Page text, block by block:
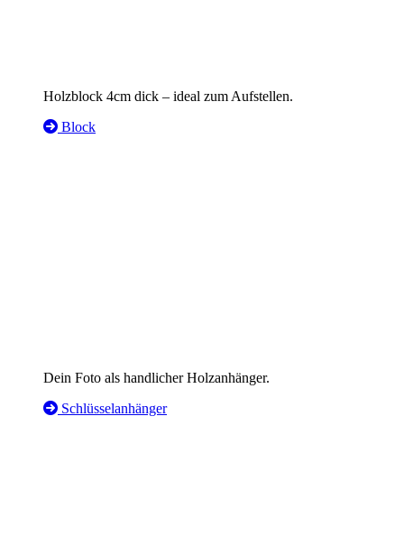
Holzblock 4cm dick – ideal zum Aufstellen.
Block
Dein Foto als handlicher Holzanhänger.
Schlüsselanhänger